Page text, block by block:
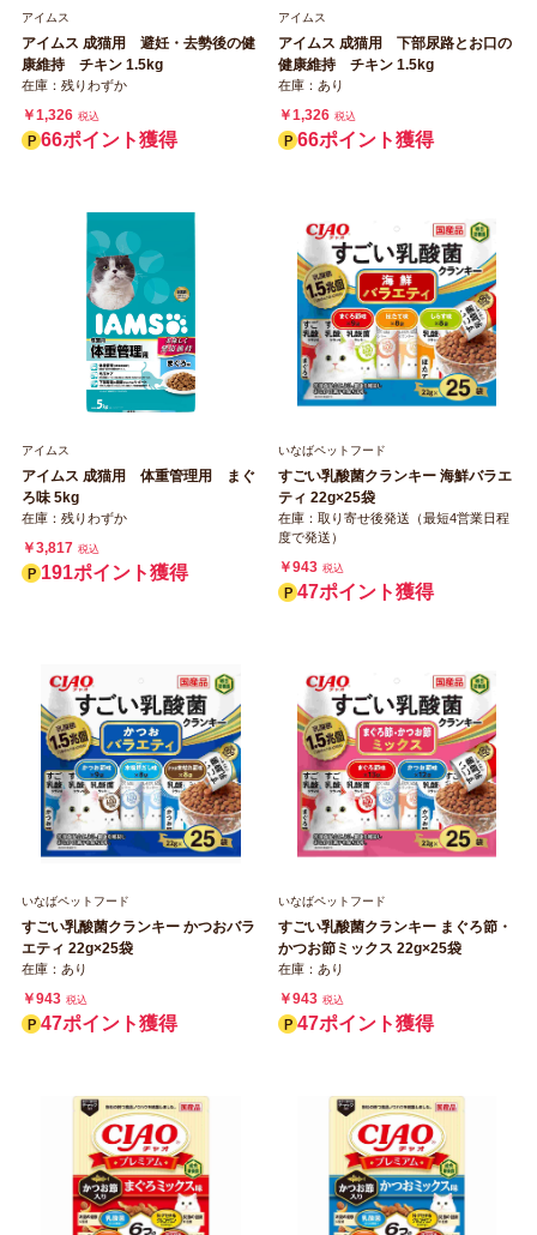
アイムス
アイムス 成猫用 避妊・去勢後の健
康維持 チキン 1.5kg
在庫：残りわずか
￥1,326 税込
66ポイント獲得
アイムス
アイムス 成猫用 下部尿路とお口の
健康維持 チキン 1.5kg
在庫：あり
￥1,326 税込
66ポイント獲得
アイムス
アイムス 成猫用 体重管理用 まぐ
ろ味 5kg
在庫：残りわずか
￥3,817 税込
191ポイント獲得
いなばペットフード
すごい乳酸菌クランキー 海鮮バラエ
ティ 22g×25袋
在庫：取り寄せ後発送（最短4営業日程
度で発送）
￥943 税込
47ポイント獲得
いなばペットフード
すごい乳酸菌クランキー かつおバラ
エティ 22g×25袋
在庫：あり
￥943 税込
47ポイント獲得
いなばペットフード
すごい乳酸菌クランキー まぐろ節・
かつお節ミックス 22g×25袋
在庫：あり
￥943 税込
47ポイント獲得